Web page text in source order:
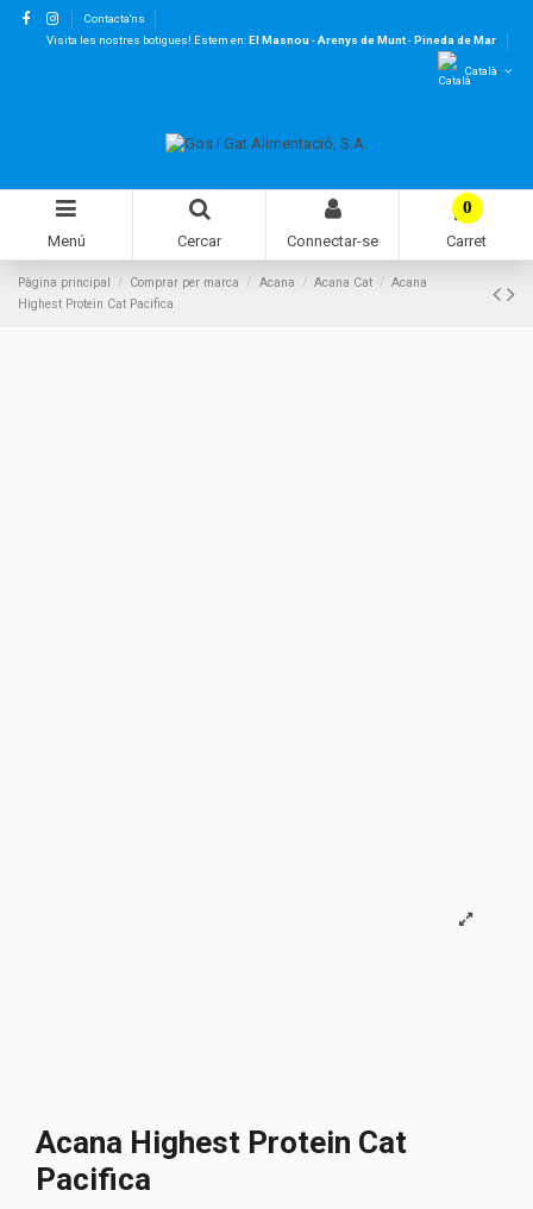
Contacta'ns
Visita les nostres botigues! Estem en:El Masnou-Arenys de Munt-Pineda de Mar
Català
Menú Cercar Connectar-se
0
Carret
Pàgina principal Comprar per marca Acana Acana Cat
Acana
Highest Protein Cat Pacifica
Acana Highest Protein Cat
Pacifica